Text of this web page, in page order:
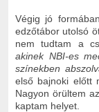
Végig jó
edzőtábor utolsó
nem tudtam a
akinek NBI-es
színekben
első bajnoki előtt
Nagyon örültem
kaptam helyet.